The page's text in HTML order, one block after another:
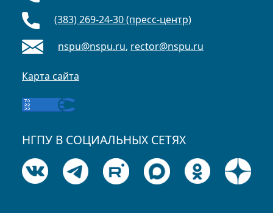
(383) 269-24-30 (пресс-центр)
nspu@nspu.ru, rector@nspu.ru
Карта сайта
НГПУ В СОЦИАЛЬНЫХ СЕТЯХ